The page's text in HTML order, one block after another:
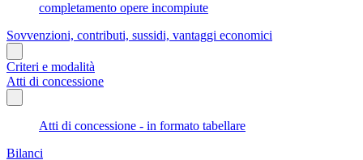
completamento opere incompiute
Sovvenzioni, contributi, sussidi, vantaggi economici
Criteri e modalità
Atti di concessione
Atti di concessione - in formato tabellare
Bilanci